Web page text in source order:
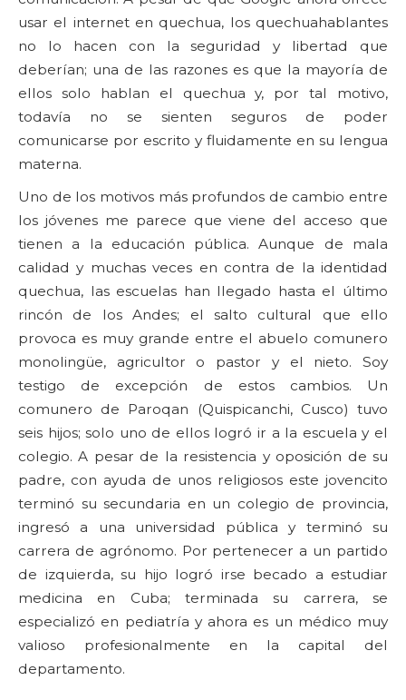
usar el internet en quechua, los quechuahablantes
no lo hacen con la seguridad y libertad que
deberían; una de las razones es que la mayoría de
ellos solo hablan el quechua y, por tal motivo,
todavía no se sienten seguros de poder
comunicarse por escrito y fluidamente en su lengua
materna.
Uno de los motivos más profundos de cambio entre
los jóvenes me parece que viene del acceso que
tienen a la educación pública. Aunque de mala
calidad y muchas veces en contra de la identidad
quechua, las escuelas han llegado hasta el último
rincón de los Andes; el salto cultural que ello
provoca es muy grande entre el abuelo comunero
monolingüe, agricultor o pastor y el nieto. Soy
testigo de excepción de estos cambios. Un
comunero de Paroqan (Quispicanchi, Cusco) tuvo
seis hijos; solo uno de ellos logró ir a la escuela y el
colegio. A pesar de la resistencia y oposición de su
padre, con ayuda de unos religiosos este jovencito
terminó su secundaria en un colegio de provincia,
ingresó a una universidad pública y terminó su
carrera de agrónomo. Por pertenecer a un partido
de izquierda, su hijo logró irse becado a estudiar
medicina en Cuba; terminada su carrera, se
especializó en pediatría y ahora es un médico muy
valioso profesionalmente en la capital del
departamento.